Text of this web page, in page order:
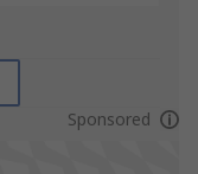
Sponsored